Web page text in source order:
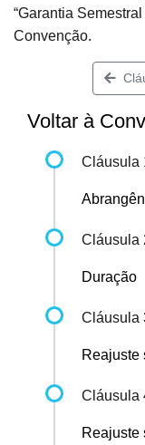
“Garantia
Convenção.
Voltar à
Cláusula
Cláusula
Duração
Cláusula
Reajuste
Cláusula
Reajuste